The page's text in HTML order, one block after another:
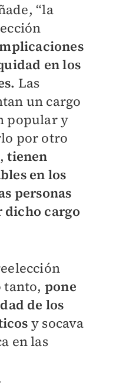
“la
en los
Las
un cargo
popular y
por otro
tienen
en los
personas
dicho cargo
tanto, pone
de los
y socava
en las